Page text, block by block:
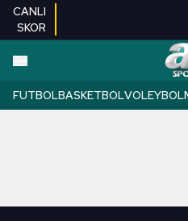
CANLI
SKOR
FUTBOLBASKETBOLVOLEYBOL